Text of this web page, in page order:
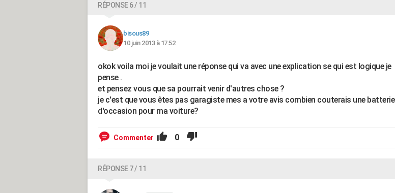
RÉPONSE 6 / 11
bisous89
10 juin 2013 à 17:52
okok voila moi je voulait une réponse qui va avec une explication se qui est logique je
pense .
et pensez vous que sa pourrait venir d'autres chose ?
je c'est que vous êtes pas garagiste mes a votre avis combien couterais une batterie
d'occasion pour ma voiture?
Commenter 0
RÉPONSE 7 / 11